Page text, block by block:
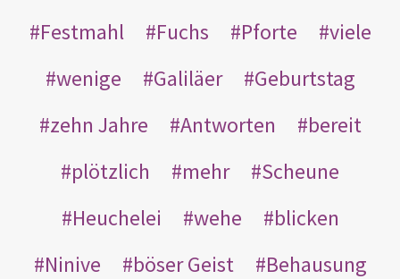
Festmahl
Fuchs Pforte
viele
wenige
Galiläer
Geburtstag
zehn Jahre
Antworten
bereit
plötzlich
mehr
Scheune
Heuchelei
wehe
blicken
Ninive
böser Geist
Behausung